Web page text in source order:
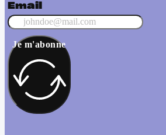
Email
Je m'abonne